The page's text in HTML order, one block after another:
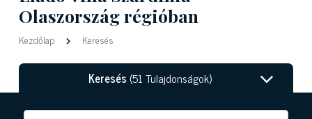
Olaszország régióban
Kezdőlap Keresés
Keresés (51 Tulajdonságok)